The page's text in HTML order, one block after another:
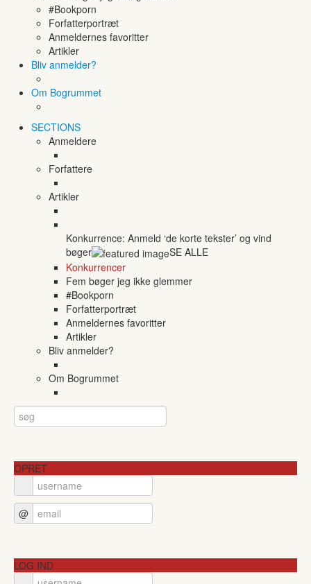
#Bookporn
Forfatterportræt
Anmeldernes favoritter
Artikler
Bliv anmelder?
Om Bogrummet
SECTIONS
Anmeldere
Forfattere
Artikler
Konkurrence: Anmeld ‘de korte tekster’ og vind
bøger
SE ALLE
Konkurrencer
Fem bøger jeg ikke glemmer
#Bookporn
Forfatterportræt
Anmeldernes favoritter
Artikler
Bliv anmelder?
Om Bogrummet
OPRET
@
LOG IND